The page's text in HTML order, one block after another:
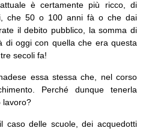
è certamente più ricco, di
che 50 o 100 anni fà o che dai
il debito pubblico, la somma di
di oggi con quella che era questa
secoli fa!
essa stessa che, nel corso
Perché dunque tenerla
lavoro?
caso delle scuole, dei acquedotti